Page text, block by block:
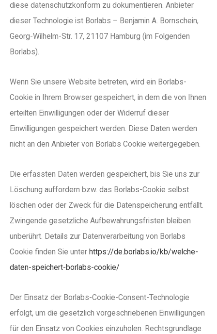
diese datenschutzkonform zu dokumentieren. Anbieter
dieser Technologie ist Borlabs – Benjamin A. Bornschein,
Georg-Wilhelm-Str. 17, 21107 Hamburg (im Folgenden
Borlabs).
Wenn Sie unsere Website betreten, wird ein Borlabs-
Cookie in Ihrem Browser gespeichert, in dem die von Ihnen
erteilten Einwilligungen oder der Widerruf dieser
Einwilligungen gespeichert werden. Diese Daten werden
nicht an den Anbieter von Borlabs Cookie weitergegeben.
Die erfassten Daten werden gespeichert, bis Sie uns zur
Löschung auffordern bzw. das Borlabs-Cookie selbst
löschen oder der Zweck für die Datenspeicherung entfällt.
Zwingende gesetzliche Aufbewahrungsfristen bleiben
unberührt. Details zur Datenverarbeitung von Borlabs
Cookie finden Sie unter https://de.borlabs.io/kb/welche-
daten-speichert-borlabs-cookie/
Der Einsatz der Borlabs-Cookie-Consent-Technologie
erfolgt, um die gesetzlich vorgeschriebenen Einwilligungen
für den Einsatz von Cookies einzuholen. Rechtsgrundlage